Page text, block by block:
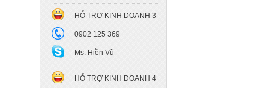
HỖ TRỢ KINH DOANH 3
0902 125 369
Ms. Hiền Vũ
HỖ TRỢ KINH DOANH 4